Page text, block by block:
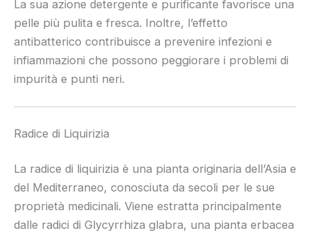
La sua azione detergente e purificante favorisce una
pelle più pulita e fresca. Inoltre, l’effetto
antibatterico contribuisce a prevenire infezioni e
infiammazioni che possono peggiorare i problemi di
impurità e punti neri.
Radice di Liquirizia
La radice di liquirizia è una pianta originaria dell’Asia e
del Mediterraneo, conosciuta da secoli per le sue
proprietà medicinali. Viene estratta principalmente
dalle radici di Glycyrrhiza glabra, una pianta erbacea